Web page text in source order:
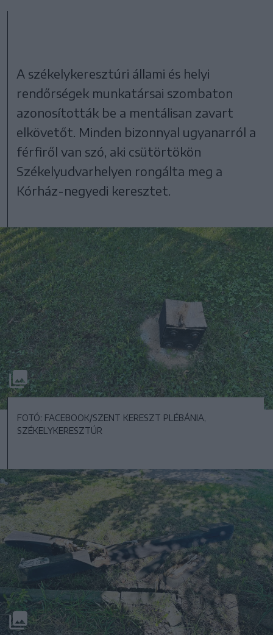
A székelykeresztúri állami és helyi
rendőrségek munkatársai szombaton
azonosították be a mentálisan zavart
elkövetőt. Minden bizonnyal ugyanarról a
férfiről van szó, aki csütörtökön
Székelyudvarhelyen rongálta meg a
Kórház-negyedi keresztet.
FOTÓ: FACEBOOK/SZENT KERESZT PLÉBÁNIA,
SZÉKELYKERESZTÚR